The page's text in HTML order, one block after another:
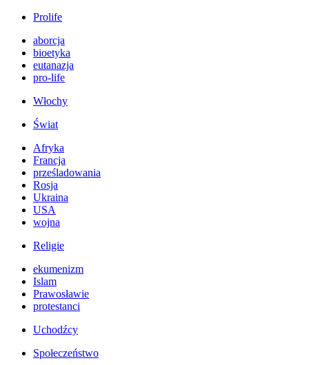
Prolife
aborcja
bioetyka
eutanazja
pro-life
Włochy
Świat
Afryka
Francja
prześladowania
Rosja
Ukraina
USA
wojna
Religie
ekumenizm
Islam
Prawosławie
protestanci
Uchodźcy
Społeczeństwo